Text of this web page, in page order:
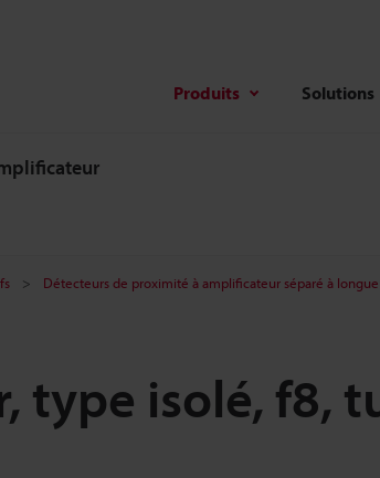
Produits Solutions
Détecteurs de proximité à amplificateur séparé à
type isolé, f8,